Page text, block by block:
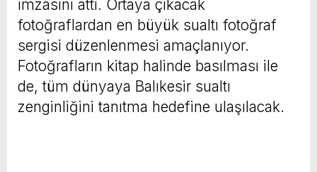
imzasını attı. Ortaya çıkacak
fotoğraflardan en büyük sualtı fotoğraf
sergisi düzenlenmesi amaçlanıyor.
Fotoğrafların kitap halinde basılması ile
de, tüm dünyaya Balıkesir sualtı
zenginliğini tanıtma hedefine ulaşılacak.